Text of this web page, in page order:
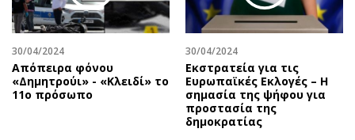
Περιβάλλον
Ελλάδα
Κόσμος
Παράξενα
Πολιτισμός
Ταξίδια
Συνταγές
Έξοδος
Media
Εκπομπές
Wine routes
30/04/2024
Απόπειρα φόνου
«Δημητρούι» - «Κλειδί» το
11ο πρόσωπο
30/04/2024
Εκστρατεία για τις
Eυρωπαϊκές Eκλογές – Η
σημασία της ψήφου για
προστασία της
δημοκρατίας